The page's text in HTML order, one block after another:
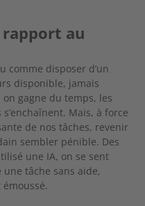
rapport au
comme disposer d’un
disponible, jamais
on gagne du temps, les
Mais, à force
de nos tâches, revenir
sembler pénible. Des
une IA, on se sent
tâche sans aide,